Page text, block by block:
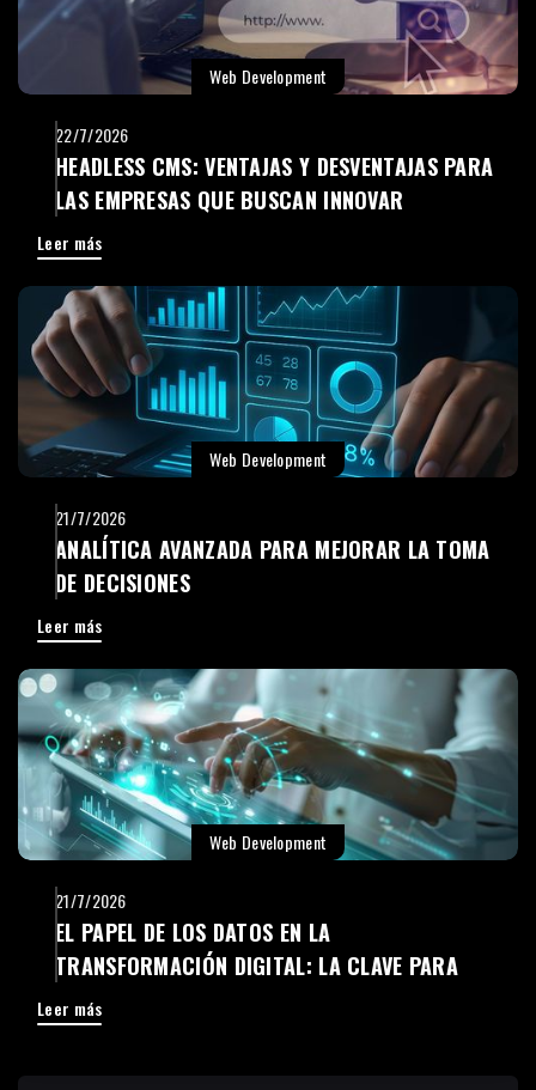
Web Development
22/7/2026
HEADLESS CMS: VENTAJAS Y DESVENTAJAS PARA
LAS EMPRESAS QUE BUSCAN INNOVAR
Leer más
Web Development
21/7/2026
ANALÍTICA AVANZADA PARA MEJORAR LA TOMA
DE DECISIONES
Leer más
Web Development
21/7/2026
EL PAPEL DE LOS DATOS EN LA
TRANSFORMACIÓN DIGITAL: LA CLAVE PARA
TOMAR MEJORES DECISIONES
Leer más